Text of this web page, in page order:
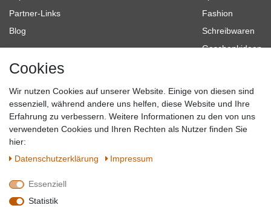
Partner-Links
Blog
Fashion
Schreibwaren
Geschenkideen
Topmarken
SICHER EINKAUFEN
QUALITÄT
WIR AKZEPTIEREN
Cookies
Wir nutzen Cookies auf unserer Website. Einige von diesen sind
essenziell, während andere uns helfen, diese Website und Ihre
Erfahrung zu verbessern. Weitere Informationen zu den von uns
verwendeten Cookies und Ihren Rechten als Nutzer finden Sie
hier:
Daten­schutz­erklärung
Impressum
Essenziell
Statistik